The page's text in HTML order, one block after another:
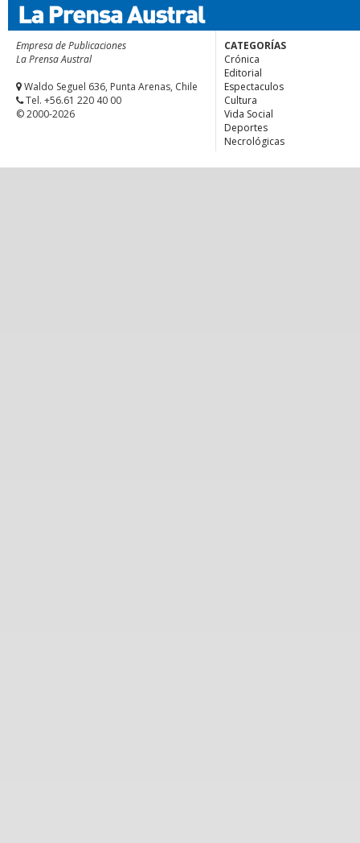
Empresa de Publicaciones
La Prensa Austral
Waldo Seguel 636, Punta Arenas, Chile
Tel. +56.61 220 40 00
© 2000-2026
CATEGORÍAS
Crónica
Editorial
Espectaculos
Cultura
Vida Social
Deportes
Necrológicas